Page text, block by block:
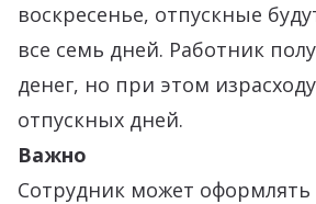
воскресенье, отпускные
все семь дней. Работник
денег, но при этом
отпускных дней.
Важно
Сотрудник может оформлять